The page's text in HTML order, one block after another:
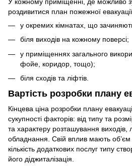
роздивитися план пожежної
у окремих кімнатах, що
біля виходів на кожному поверсі;
у приміщеннях загального
фойе, коридор, тощо);
біля сходів та ліфтів.
Вартість розробки плану
Кінцева ціна розробки плану
сукупності факторів: від типу та
та характеру розташування виходів,
обладнання. Свій вплив мають об’єм
кількість додаткових послуг типу
його діджиталізація.